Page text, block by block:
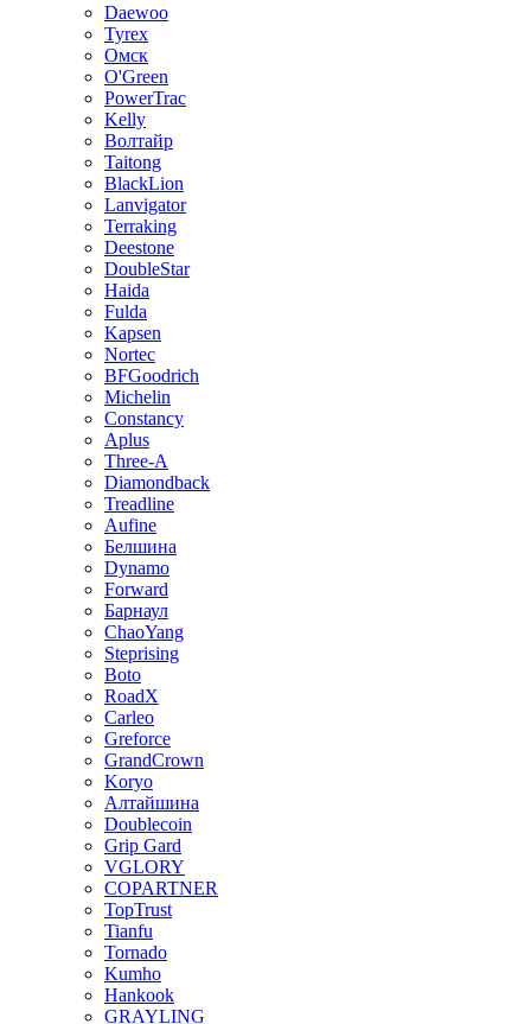
Daewoo
Tyrex
Омск
O'Green
PowerTrac
Kelly
Волтайр
Taitong
BlackLion
Lanvigator
Terraking
Deestone
DoubleStar
Haida
Fulda
Kapsen
Nortec
BFGoodrich
Michelin
Constancy
Aplus
Three-A
Diamondback
Treadline
Aufine
Белшина
Dynamo
Forward
Барнаул
ChaoYang
Steprising
Boto
RoadX
Carleo
Greforce
GrandCrown
Koryo
Алтайшина
Doublecoin
Grip Gard
VGLORY
COPARTNER
TopTrust
Tianfu
Tornado
Kumho
Hankook
GRAYLING